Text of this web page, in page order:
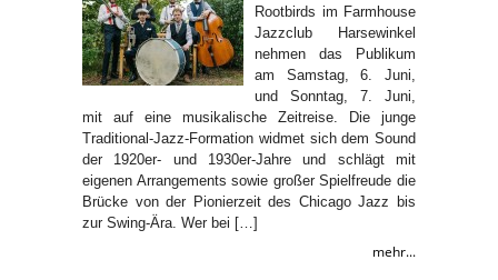
Rootbirds im Farmhouse
Jazzclub Harsewinkel
nehmen das Publikum
am Samstag, 6. Juni,
und Sonntag, 7. Juni,
mit auf eine musikalische Zeitreise. Die junge
Traditional-Jazz-Formation widmet sich dem Sound
der 1920er- und 1930er-Jahre und schlägt mit
eigenen Arrangements sowie großer Spielfreude die
Brücke von der Pionierzeit des Chicago Jazz bis
zur Swing-Ära. Wer bei […]
mehr...